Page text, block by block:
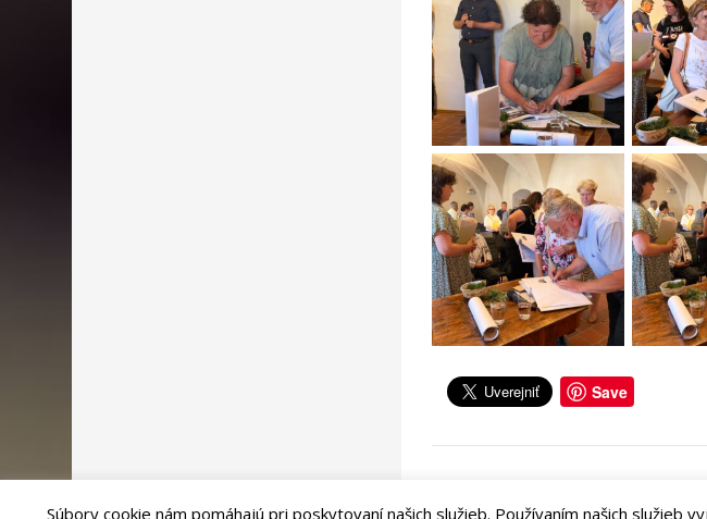
Save
Súbory cookie nám pomáhajú pri poskytovaní našich služieb. Používaním našich služieb